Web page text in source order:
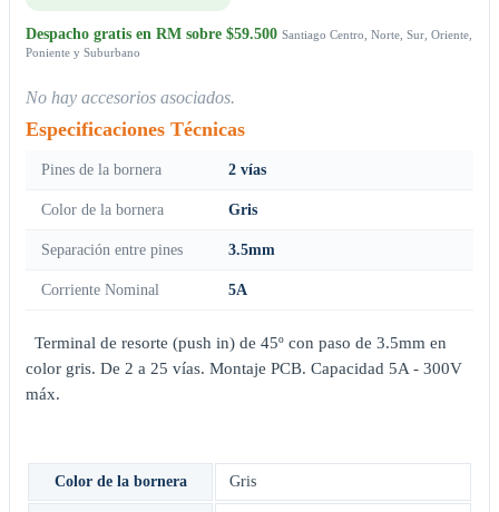
Despacho gratis en RM sobre $59.500 Santiago Centro, Norte, Sur, Oriente,
Poniente y Suburbano
No hay accesorios asociados.
Especificaciones Técnicas
Pines de la bornera 2 vías
Color de la bornera Gris
Separación entre pines 3.5mm
Corriente Nominal 5A
Terminal de resorte (push in) de 45º con paso de 3.5mm en
color gris. De 2 a 25 vías. Montaje PCB. Capacidad 5A - 300V
máx.
Color de la bornera Gris